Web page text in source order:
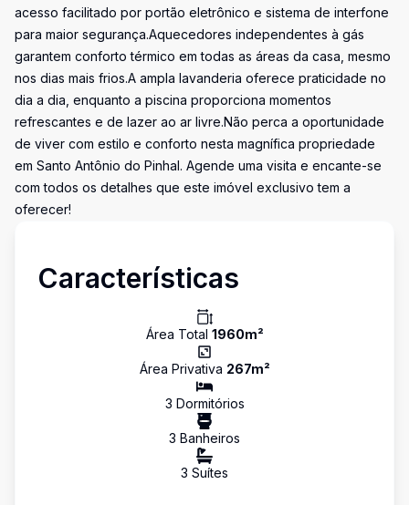
acesso facilitado por portão eletrônico e sistema de interfone
para maior segurança.Aquecedores independentes à gás
garantem conforto térmico em todas as áreas da casa, mesmo
nos dias mais frios.A ampla lavanderia oferece praticidade no
dia a dia, enquanto a piscina proporciona momentos
refrescantes e de lazer ao ar livre.Não perca a oportunidade
de viver com estilo e conforto nesta magnífica propriedade
em Santo Antônio do Pinhal. Agende uma visita e encante-se
com todos os detalhes que este imóvel exclusivo tem a
oferecer!
Características
Área Total 1960m²
Área Privativa 267m²
3 Dormitórios
3 Banheiros
3 Suítes